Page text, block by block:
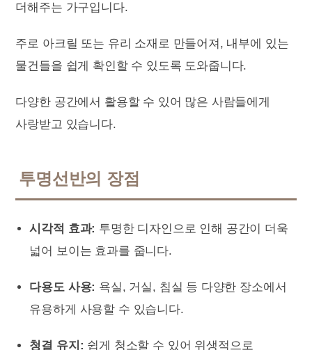
더해주는 가구입니다.
주로 아크릴 또는 유리 소재로 만들어져, 내부에 있는
물건들을 쉽게 확인할 수 있도록 도와줍니다.
다양한 공간에서 활용할 수 있어 많은 사람들에게
사랑받고 있습니다.
투명선반의 장점
시각적 효과: 투명한 디자인으로 인해 공간이 더욱
넓어 보이는 효과를 줍니다.
다용도 사용: 욕실, 거실, 침실 등 다양한 장소에서
유용하게 사용할 수 있습니다.
청결 유지: 쉽게 청소할 수 있어 위생적으로